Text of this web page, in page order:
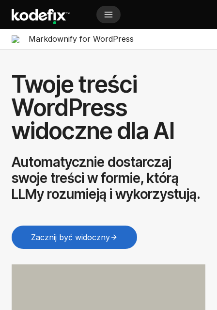
treści
A Markdown version of this page is available at
Markdownify for WordPress
Twoje treści
WordPress
widoczne dla AI
Automatycznie dostarczaj
swoje treści w formie, którą
LLMy rozumieją i wykorzystują.
Zacznij być widoczny